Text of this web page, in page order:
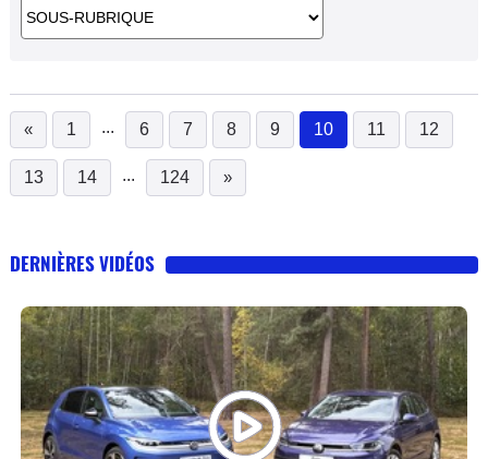
« 1 ... 6 7 8 9 10
(current)
11 12
13 14 ... 124 »
DERNIÈRES VIDÉOS